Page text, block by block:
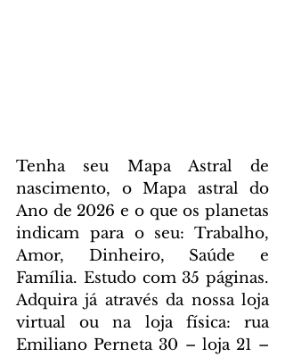
Tenha seu Mapa Astral de
nascimento, o Mapa astral do
Ano de 2026 e o que os planetas
indicam para o seu: Trabalho,
Amor, Dinheiro, Saúde e
Família. Estudo com 35 páginas.
Adquira já através da nossa loja
virtual ou na loja física: rua
Emiliano Perneta 30 – loja 21 –